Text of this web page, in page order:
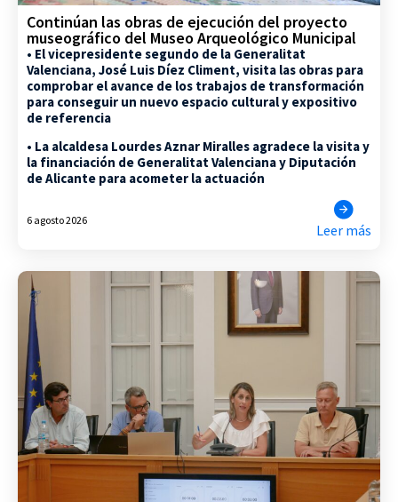
Continúan las obras de ejecución del proyecto
museográfico del Museo Arqueológico Municipal
• El vicepresidente segundo de la Generalitat
Valenciana, José Luis Díez Climent, visita las obras para
comprobar el avance de los trabajos de transformación
para conseguir un nuevo espacio cultural y expositivo
de referencia
• La alcaldesa Lourdes Aznar Miralles agradece la visita y
la financiación de Generalitat Valenciana y Diputación
de Alicante para acometer la actuación
6 agosto 2026
Leer más